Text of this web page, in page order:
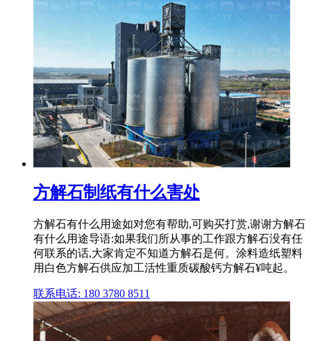
方解石制纸有什么害处
方解石有什么用途如对您有帮助,可购买打赏,谢谢方解石
有什么用途导语:如果我们所从事的工作跟方解石没有任
何联系的话,大家肯定不知道方解石是何。涂料造纸塑料
用白色方解石供应加工活性重质碳酸钙方解石¥吨起。
联系电话: 180 3780 8511